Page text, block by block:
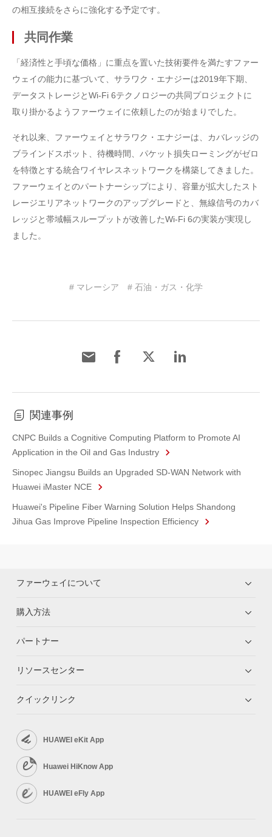
の相互接続をさらに強化する予定です。
共同作業
「経済性と手頃な価格」に重点を置いた技術要件を満たすファー
ウェイの能力に基づいて、サラワク・エナジーは2019年下期、
データストレージとWi-Fi 6テクノロジーの共同プロジェクトに
取り掛かるようファーウェイに依頼したのが始まりでした。
それ以来、ファーウェイとサラワク・エナジーは、カバレッジの
ブラインドスポット、待機時間、パケット損失ローミングがゼロ
を特徴とする統合ワイヤレスネットワークを構築してきました。
ファーウェイとのパートナーシップにより、容量が拡大したスト
レージエリアネットワークのアップグレードと、無線信号のカバ
レッジと帯域幅スループットが改善したWi-Fi 6の実装が実現し
ました。
# マレーシア # 石油・ガス・化学
関連事例
CNPC Builds a Cognitive Computing Platform to Promote AI
Application in the Oil and Gas Industry
Sinopec Jiangsu Builds an Upgraded SD-WAN Network with
Huawei iMaster NCE
Huawei's Pipeline Fiber Warning Solution Helps Shandong
Jihua Gas Improve Pipeline Inspection Efficiency
ファーウェイについて
購入方法
パートナー
リソースセンター
クイックリンク
HUAWEI eKit App
Huawei HiKnow App
HUAWEI eFly App